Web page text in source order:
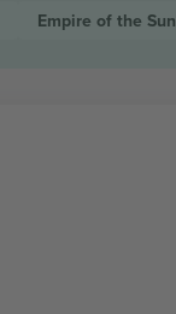
Empire of the Sun